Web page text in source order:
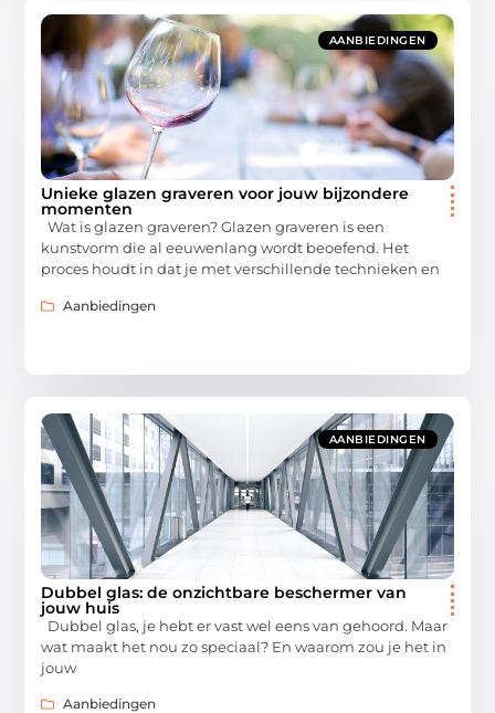
AANBIEDINGEN
Unieke glazen graveren voor jouw bijzondere
momenten
Wat is glazen graveren? Glazen graveren is een
kunstvorm die al eeuwenlang wordt beoefend. Het
proces houdt in dat je met verschillende technieken en
Aanbiedingen
AANBIEDINGEN
Dubbel glas: de onzichtbare beschermer van
jouw huis
Dubbel glas, je hebt er vast wel eens van gehoord. Maar
wat maakt het nou zo speciaal? En waarom zou je het in
jouw
Aanbiedingen